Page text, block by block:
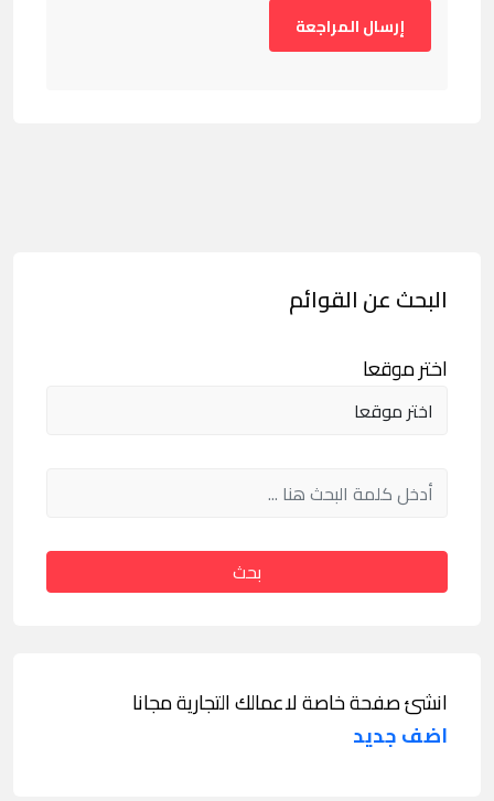
البحث عن القوائم
اختر موقعا
بحث
انشئ صفحة خاصة لاعمالك التجارية مجانا
اضف جديد